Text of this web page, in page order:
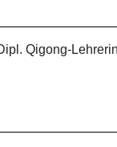
Qigong-Lehrerin